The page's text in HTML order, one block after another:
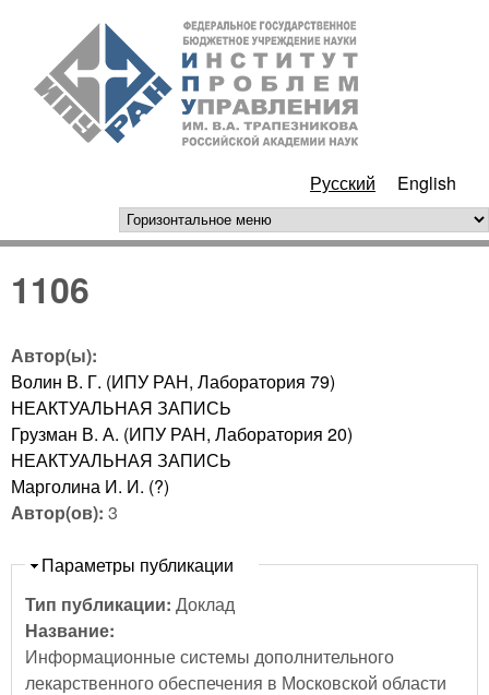
Перейти к основному
содержанию
РАН
Русский English
горизонтальное меню
1106
Автор(ы):
Волин В. Г. (ИПУ РАН, Лаборатория 79)
НЕАКТУАЛЬНАЯ ЗАПИСЬ
Грузман В. А. (ИПУ РАН, Лаборатория 20)
НЕАКТУАЛЬНАЯ ЗАПИСЬ
Марголина И. И. (?)
Автор(ов): 3
Скрыть
Параметры публикации
Тип публикации: Доклад
Название:
Информационные системы дополнительного
лекарственного обеспечения в Московской области